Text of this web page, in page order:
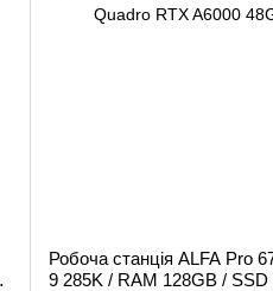
Робоча станція ALFA Pro
9 285K / RAM 128GB /